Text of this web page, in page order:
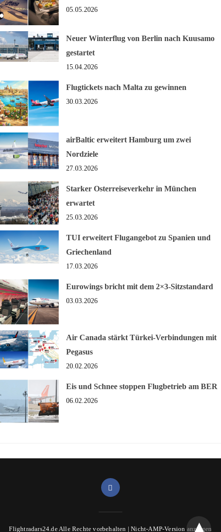
05.05.2026
Neuer Winterflug von Berlin nach Kuusamo
gestartet
15.04.2026
Flugtickets nach Malta zu gewinnen
30.03.2026
airBaltic erweitert Hamburg um zwei
Nordziele
27.03.2026
Starker Osterreiseverkehr in München
erwartet
25.03.2026
TUI erweitert Flugangebot zu Spanien und
Griechenland
17.03.2026
Eurowings bricht mit dem 2×3-Sitzstandard
03.03.2026
Air Canada stärkt Türkei-Verbindungen mit
Pegasus
20.02.2026
Eis und Schnee stoppen Flugbetrieb am BER
06.02.2026
Flightradars24.de Alle Rechte vorbehalten |Nicht-AMP-Version anzeigen